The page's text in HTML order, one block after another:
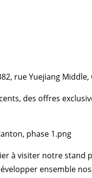
rue Yuejiang Middle,
des offres
à visiter notre stand
ensemble